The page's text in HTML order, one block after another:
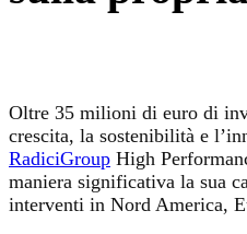
Oltre 35 milioni di euro di
crescita, la sostenibilità e
RadiciGroup High
maniera significativa la sua
interventi in Nord America,